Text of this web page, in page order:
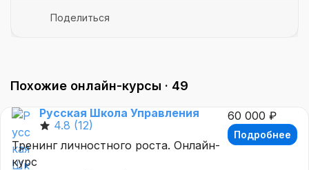
Поделиться
Похожие онлайн-курсы · 49
Русская Школа Управления
4.8 (12)
Тренинг личностного роста. Онлайн-
курс
60 000 ₽
Подробнее